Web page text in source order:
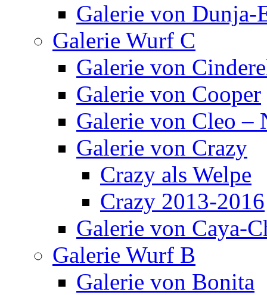
Galerie von Dunja-
Galerie Wurf C
Galerie von
Galerie von Cooper
Galerie von Cleo –
Galerie von Crazy
Crazy als Welpe
Crazy 2013-2016
Galerie von Caya-
Galerie Wurf B
Galerie von Bonita